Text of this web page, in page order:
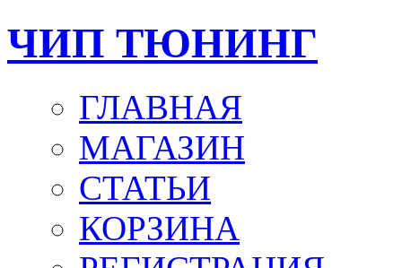
ЧИП ТЮНИНГ
ГЛАВНАЯ
МАГАЗИН
СТАТЬИ
КОРЗИНА